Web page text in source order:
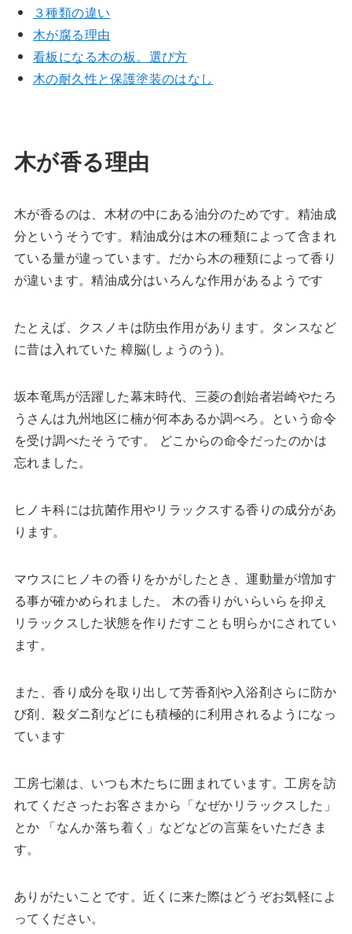
３種類の違い
木が腐る理由
看板になる木の板。選び方
木の耐久性と保護塗装のはなし
木が香る理由
木が香るのは、木材の中にある油分のためです。精油成
分というそうです。精油成分は木の種類によって含まれ
ている量が違っています。だから木の種類によって香り
が違います。精油成分はいろんな作用があるようです
たとえば、クスノキは防虫作用があります。タンスなど
に昔は入れていた 樟脳(しょうのう)。
坂本竜馬が活躍した幕末時代、三菱の創始者岩崎やたろ
うさんは九州地区に楠が何本あるか調べろ。という命令
を受け調べたそうです。 どこからの命令だったのかは
忘れました。
ヒノキ科には抗菌作用やリラックスする香りの成分があ
ります。
マウスにヒノキの香りをかがしたとき、運動量が増加す
る事が確かめられました。 木の香りがいらいらを抑え
リラックスした状態を作りだすことも明らかにされてい
ます。
また、香り成分を取り出して芳香剤や入浴剤さらに防か
び剤、殺ダニ剤などにも積極的に利用されるようになっ
ています
工房七瀬は、いつも木たちに囲まれています。工房を訪
れてくださったお客さまから「なぜかリラックスした」
とか 「なんか落ち着く」などなどの言葉をいただきま
す。
ありがたいことです。近くに来た際はどうぞお気軽によ
ってください。